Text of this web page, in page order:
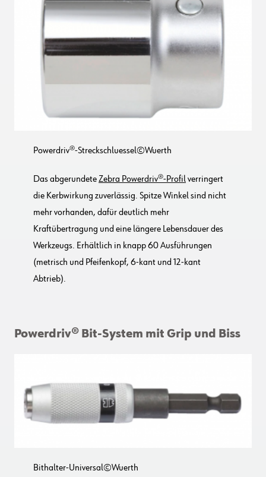
Powerdriv®-Streckschluessel©Wuerth
Das abgerundeteZebra Powerdriv®-Profilverringert
die Kerbwirkung zuverlässig. Spitze Winkel sind nicht
mehr vorhanden, dafür deutlich mehr
Kraftübertragung und eine längere Lebensdauer des
Werkzeugs. Erhältlich in knapp 60 Ausführungen
(metrisch und Pfeifenkopf, 6-kant und 12-kant
Abtrieb).
Powerdriv® Bit-System mit Grip und Biss
Bithalter-Universal©Wuerth